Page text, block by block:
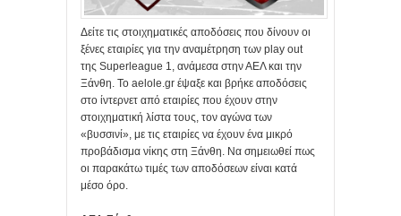
Δείτε τις στοιχηματικές αποδόσεις που δίνουν οι
ξένες εταιρίες για την αναμέτρηση των play out
της Superleague 1, ανάμεσα στην ΑΕΛ και την
Ξάνθη. Το aelole.gr έψαξε και βρήκε αποδόσεις
στο ίντερνετ από εταιρίες που έχουν στην
στοιχηματική λίστα τους, τον αγώνα των
«βυσσινί», με τις εταιρίες να έχουν ένα μικρό
προβάδισμα νίκης στη Ξάνθη. Να σημειωθεί πως
οι παρακάτω τιμές των αποδόσεων είναι κατά
μέσο όρο.